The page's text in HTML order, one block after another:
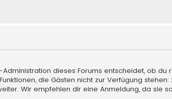
dieses Forums entscheidet, ob
die Gästen nicht zur Verfügung
Wir empfehlen dir eine Anmeldung, da sie